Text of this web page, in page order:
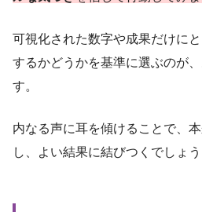
可視化された数字や成果だけに
するかどうかを基準に選ぶのが
す。
内なる声に耳を傾けることで、
し、よい結果に結びつくでしょう